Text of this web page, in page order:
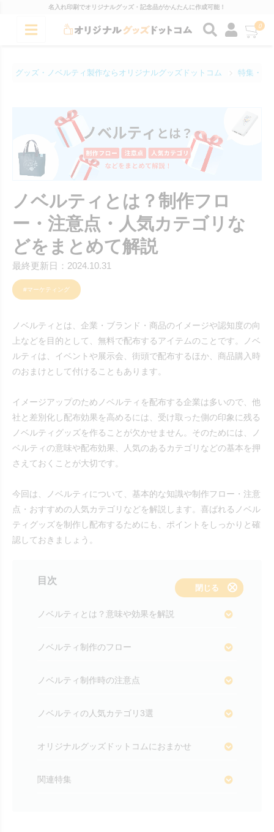
名入れ印刷でオリジナルグッズ・記念品がかんたんに作成可能！
0
グッズ・ノベルティ製作ならオリジナルグッズドットコム 特集・コ
ノベルティとは？制作フロ
ー・注意点・人気カテゴリな
どをまとめて解説
最終更新日：2024.10.31
#マーケティング
ノベルティとは、企業・ブランド・商品のイメージや認知度の向
上などを目的として、無料で配布するアイテムのことです。ノベ
ルティは、イベントや展示会、街頭で配布するほか、商品購入時
のおまけとして付けることもあります。
イメージアップのためノベルティを配布する企業は多いので、他
社と差別化し配布効果を高めるには、受け取った側の印象に残る
ノベルティグッズを作ることが欠かせません。そのためには、ノ
ベルティの意味や配布効果、人気のあるカテゴリなどの基本を押
さえておくことが大切です。
今回は、ノベルティについて、基本的な知識や制作フロー・注意
点・おすすめの人気カテゴリなどを解説します。喜ばれるノベル
ティグッズを制作し配布するためにも、ポイントをしっかりと確
認しておきましょう。
目次
表示する
閉じる
ノベルティとは？意味や効果を解説
ノベルティ制作のフロー
ノベルティ制作時の注意点
ノベルティの人気カテゴリ3選
オリジナルグッズドットコムにおまかせ
関連特集